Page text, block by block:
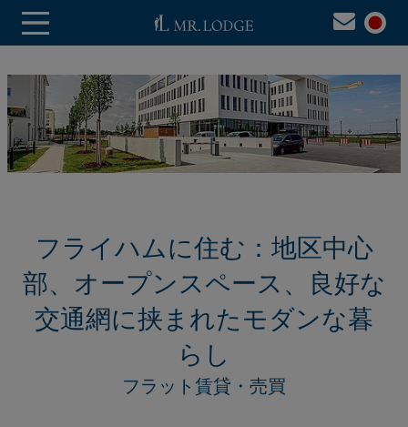
フライハムに住む：地区中心
部、オープンスペース、良好な
交通網に挟まれたモダンな暮
らし
フラット賃貸・売買